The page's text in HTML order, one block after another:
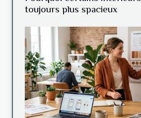
toujours plus spacieux